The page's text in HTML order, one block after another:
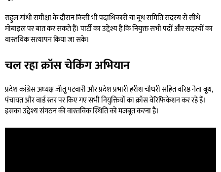
राहुल गांधी समीक्षा के दौरान किसी भी पदाधिकारी या बूथ समिति सदस्य से सीधे
मोबाइल पर बात कर सकते हैं। पार्टी का उद्देश्य है कि नियुक्त सभी पदों और सदस्यों का
वास्तविक सत्यापन किया जा सके।
चल रहा क्रॉस चेकिंग अभियान
प्रदेश कांग्रेस अध्यक्ष जीतू पटवारी और प्रदेश प्रभारी हरीश चौधरी सहित वरिष्ठ नेता बूथ,
पंचायत और वार्ड स्तर पर किए गए सभी नियुक्तियों का क्रॉस वेरिफिकेशन कर रहे हैं।
इसका उद्देश्य संगठन की वास्तविक स्थिति को मजबूत करना है।